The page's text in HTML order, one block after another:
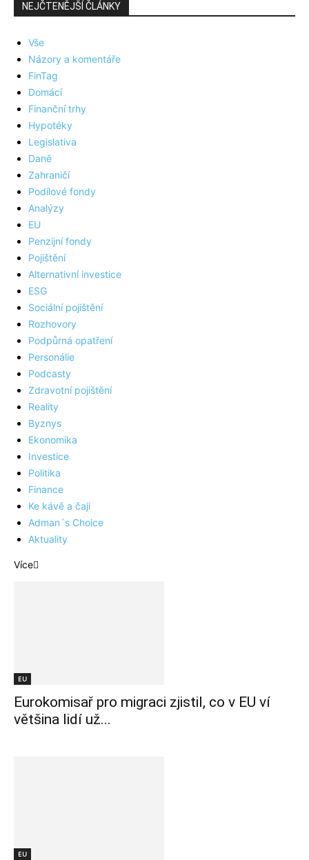
NEJČTENĚJŠÍ ČLÁNKY
Vše
Názory a komentáře
FinTag
Domácí
Finanční trhy
Hypotéky
Legislativa
Daně
Zahraničí
Podílové fondy
Analýzy
EU
Penzijní fondy
Pojištění
Alternativní investice
ESG
Sociální pojištění
Rozhovory
Podpůrná opatření
Personálie
Podcasty
Zdravotní pojištění
Reality
Byznys
Ekonomika
Investice
Politika
Finance
Ke kávě a čaji
Adman´s Choice
Aktuality
Více
EU
Eurokomisař pro migraci zjistil, co v EU ví
většina lidí už...
EU